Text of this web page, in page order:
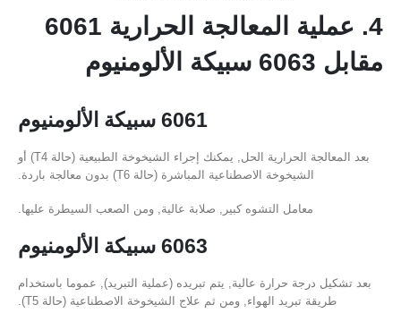
4. عملية المعالجة الحرارية 6061
مقابل 6063 سبيكة الألومنيوم
6061 سبيكة الألومنيوم
بعد المعالجة الحرارية الحل, يمكنك إجراء الشيخوخة الطبيعية (حالة T4) أو
الشيخوخة الاصطناعية المباشرة (حالة T6) بدون معالجة باردة.
معامل التشوه كبير, صلابة عالية, ومن الصعب السيطرة عليها.
6063 سبيكة الألومنيوم
بعد تشكيل درجة حرارة عالية, يتم تبريده (عملية التبريد), عموما باستخدام
طريقة تبريد الهواء, ومن ثم علاج الشيخوخة الاصطناعية (حالة T5).